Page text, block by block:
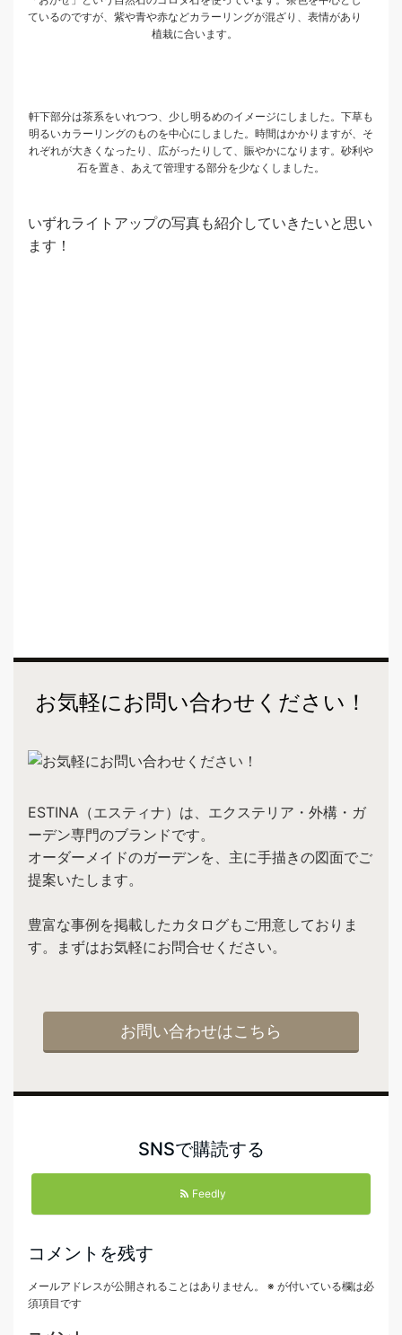
ているのですが、紫や青や赤などカラーリングが混ざり、表情があり
植栽に合います。
軒下部分は茶系をいれつつ、少し明るめのイメージにしました。下草も
明るいカラーリングのものを中心にしました。時間はかかりますが、そ
れぞれが大きくなったり、広がったりして、賑やかになります。砂利や
石を置き、あえて管理する部分を少なくしました。
いずれライトアップの写真も紹介していきたいと思い
ます！
お気軽にお問い合わせください！
ESTINA（エスティナ）は、エクステリア・外構・ガ
ーデン専門のブランドです。
オーダーメイドのガーデンを、主に手描きの図面でご
提案いたします。
豊富な事例を掲載したカタログもご用意しておりま
す。まずはお気軽にお問合せください。
お問い合わせはこちら
SNSで購読する
Feedly
コメントを残す
メールアドレスが公開されることはありません。 ※ が付いている欄は必
須項目です